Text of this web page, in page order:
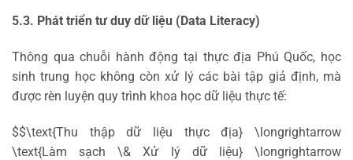
5.3. Phát triển tư duy dữ liệu (Data Literacy)
Thông qua chuỗi hành động tại thực địa Phú Quốc, học
sinh trung học không còn xử lý các bài tập giả định, mà
được rèn luyện quy trình khoa học dữ liệu thực tế:
$$\text{Thu thập dữ liệu thực địa} \longrightarrow
\text{Làm sạch \& Xử lý dữ liệu} \longrightarrow